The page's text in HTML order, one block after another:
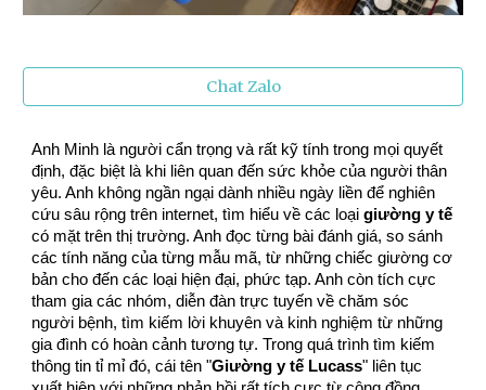
Chat Zalo
Anh Minh là người cẩn trọng và rất kỹ tính trong mọi quyết
định, đặc biệt là khi liên quan đến sức khỏe của người thân
yêu. Anh không ngần ngại dành nhiều ngày liền để nghiên
cứu sâu rộng trên internet, tìm hiểu về các loạigiường y tế
có mặt trên thị trường. Anh đọc từng bài đánh giá, so sánh
các tính năng của từng mẫu mã, từ những chiếc giường cơ
bản cho đến các loại hiện đại, phức tạp. Anh còn tích cực
tham gia các nhóm, diễn đàn trực tuyến về chăm sóc
người bệnh, tìm kiếm lời khuyên và kinh nghiệm từ những
gia đình có hoàn cảnh tương tự. Trong quá trình tìm kiếm
thông tin tỉ mỉ đó, cái tên "Giường y tế Lucass" liên tục